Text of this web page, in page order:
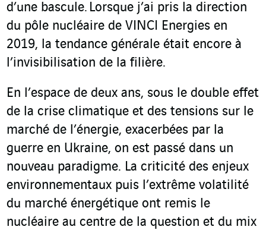
d’une bascule. Lorsque j’ai pris la direction
du pôle nucléaire de VINCI Energies en
2019, la tendance générale était encore à
l’invisibilisation de la filière.
En l’espace de deux ans, sous le double effet
de la crise climatique et des tensions sur le
marché de l’énergie, exacerbées par la
guerre en Ukraine, on est passé dans un
nouveau paradigme. La criticité des enjeux
environnementaux puis l’extrême volatilité
du marché énergétique ont remis le
nucléaire au centre de la question et du mix